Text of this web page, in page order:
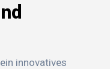
innovatives